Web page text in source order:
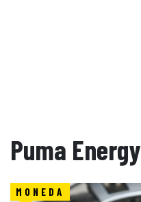
Puma Energy
MONEDA